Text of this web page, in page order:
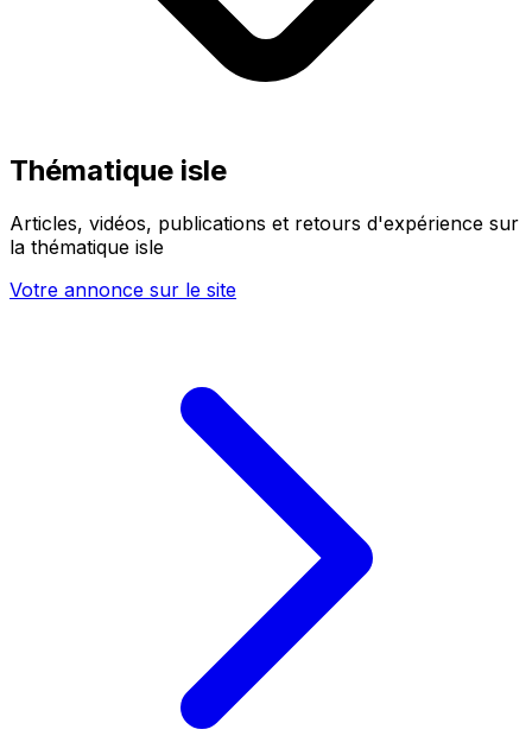
Thématique isle
Articles, vidéos, publications et retours d'expérience sur
la thématique isle
Votre annonce sur le site